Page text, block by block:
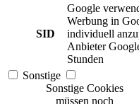
SID
Google
Werbung in
individuell
Anbieter
Stunden
Sonstige
Sonstige Cookies
müssen noch